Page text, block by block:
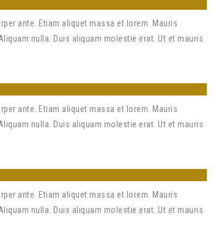
ante. Etiam aliquet massa et lorem. Mauris
nulla. Duis aliquam molestie erat. Ut et mauris
ante. Etiam aliquet massa et lorem. Mauris
nulla. Duis aliquam molestie erat. Ut et mauris
ante. Etiam aliquet massa et lorem. Mauris
nulla. Duis aliquam molestie erat. Ut et mauris